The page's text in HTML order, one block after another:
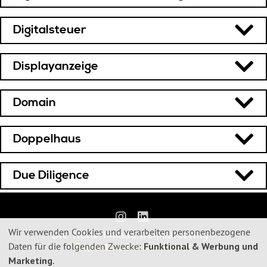
Digitalsteuer
Displayanzeige
Domain
Doppelhaus
Due Diligence
Die Wölfe Immobilienmarketing -
Expertise ist Gold wert
Verwendung
von
Wir verwenden Cookies und verarbeiten personenbezogene
Daten für die folgenden Zwecke: Funktional & Werbung und
Marketing.